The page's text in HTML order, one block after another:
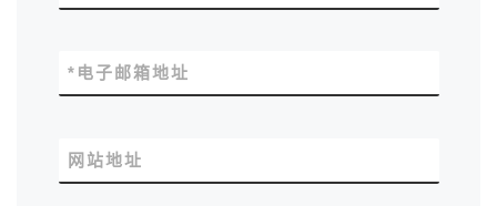
电子邮箱地址
*
网站地址